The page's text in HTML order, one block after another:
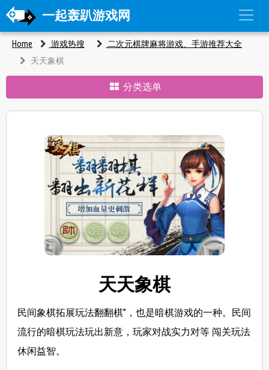
一起轰趴游戏网
Home 游戏热搜
二次元棋牌麻将游戏、手游推荐大全
天天象棋
分类选单
天天象棋
民间象棋拓展玩法翻翻棋”，也是暗棋游戏的一种。民间
流行的暗棋玩法玩出新意，玩家对战实力对等 闯关玩法
休闲益智。